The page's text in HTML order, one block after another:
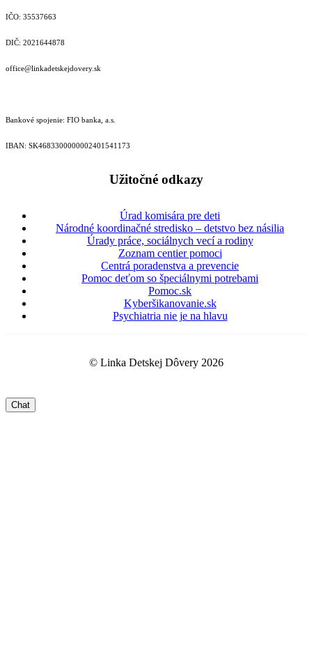
IČO: 35537663
DIČ: 2021644878
office@linkadetskejdovery.sk
Bankové spojenie: FIO banka, a.s.
IBAN: SK46833000000­02401541173
Užitočné odkazy
Úrad komisára pre deti
Národné koordinačné stredisko – detstvo bez násilia
Úrady práce, sociálnych vecí a rodiny
Zoznam centier pomoci
Centrá poradenstva a prevencie
Pomoc deťom so špeciálnymi potrebami
Pomoc.sk
Kyberšikanovanie.sk
Psychiatria nie je na hlavu
© Linka Detskej Dôvery 2026